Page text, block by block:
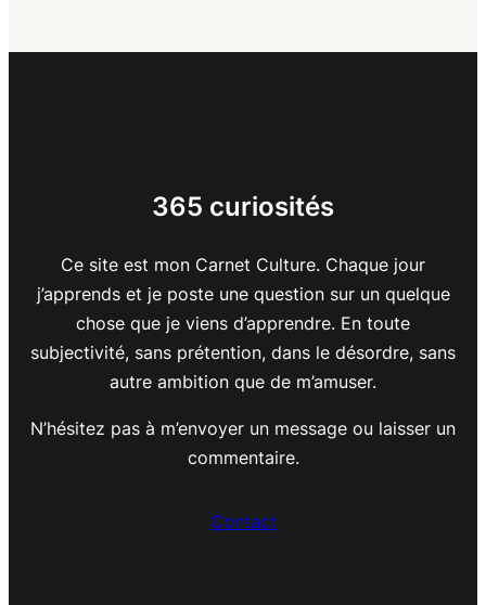
365 curiosités
Ce site est mon Carnet Culture. Chaque jour
j’apprends et je poste une question sur un quelque
chose que je viens d’apprendre. En toute
subjectivité, sans prétention, dans le désordre, sans
autre ambition que de m’amuser.
N’hésitez pas à m’envoyer un message ou laisser un
commentaire.
Contact